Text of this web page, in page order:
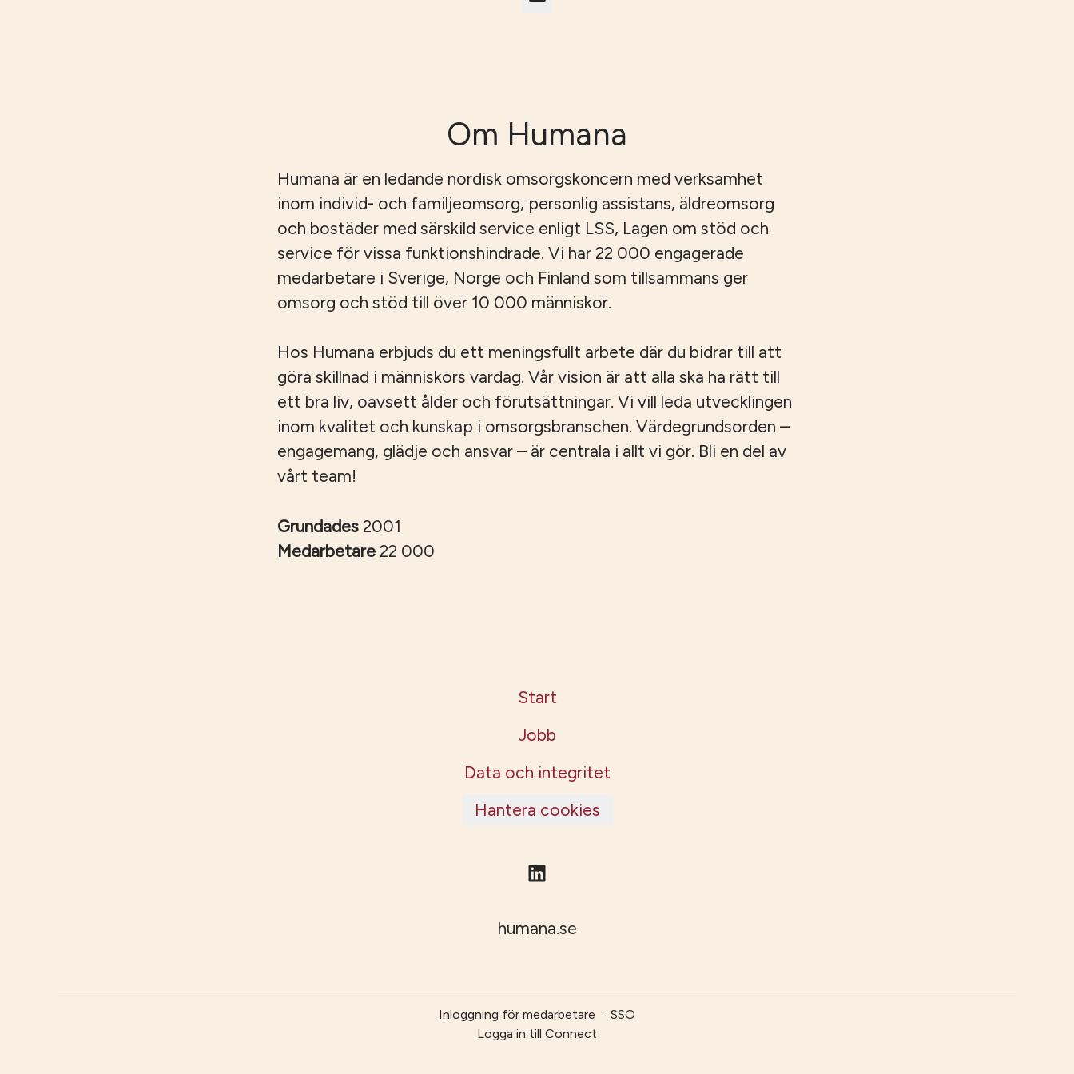
Om Humana
Humana är en ledande nordisk omsorgskoncern med verksamhet
inom individ- och familjeomsorg, personlig assistans, äldreomsorg
och bostäder med särskild service enligt LSS, Lagen om stöd och
service för vissa funktionshindrade. Vi har 22 000 engagerade
medarbetare i Sverige, Norge och Finland som tillsammans ger
omsorg och stöd till över 10 000 människor.
Hos Humana erbjuds du ett meningsfullt arbete där du bidrar till att
göra skillnad i människors vardag. Vår vision är att alla ska ha rätt till
ett bra liv, oavsett ålder och förutsättningar. Vi vill leda utvecklingen
inom kvalitet och kunskap i omsorgsbranschen. Värdegrundsorden –
engagemang, glädje och ansvar – är centrala i allt vi gör. Bli en del av
vårt team!
Grundades 2001
Medarbetare 22 000
Start
Jobb
Data och integritet
Hantera cookies
humana.se
Inloggning för medarbetare · SSO
Logga in till Connect